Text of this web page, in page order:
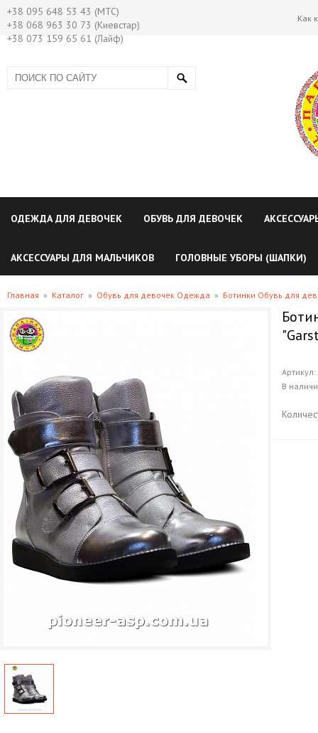
+38 095 648 53 43 (МТС)
+38 068 963 30 73 (Киевстар)
+38 073 159 65 61 (Лайф)
Как
ОДЕЖДА ДЛЯ ДЕВОЧЕК ОБУВЬ ДЛЯ ДЕВОЧЕК
АКСЕССУАРЫ ДЛЯ МАЛЬЧИКОВ ГОЛОВНЫЕ УБОРЫ (ШАПКИ)
Главная » Каталог » Обувь для девочек Одежда » Ботинки Обувь для
Артикул:
В